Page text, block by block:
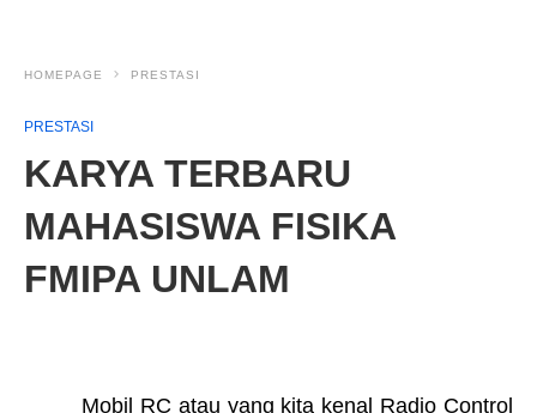
HOMEPAGE PRESTASI
PRESTASI
KARYA TERBARU
MAHASISWA FISIKA
FMIPA UNLAM
Mobil RC atau yang kita kenal Radio Control